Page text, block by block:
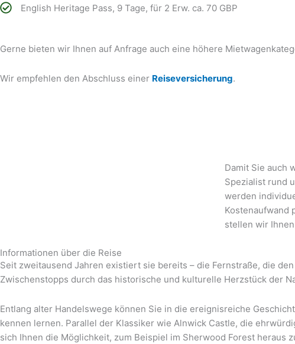
English Heritage Pass, 9 Tage, für 2 Erw. ca. 70 GBP
Gerne bieten wir Ihnen auf Anfrage auch eine höhere
Wir empfehlen den Abschluss einer Reiseversicherung.
Damit Sie auch
Spezialist rund
werden
Kostenaufwand
stellen wir
Informationen über die Reise
Seit zweitausend Jahren existiert sie bereits – die Fernstraße, die
Zwischenstopps durch das historische und kulturelle Herzstück der
Entlang alter Handelswege können Sie in die ereignisreiche
kennen lernen. Parallel der Klassiker wie Alnwick Castle, die
sich Ihnen die Möglichkeit, zum Beispiel im Sherwood Forest heraus